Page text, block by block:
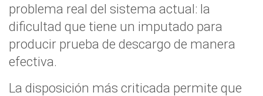
problema real del sistema actual: la
dificultad que tiene un imputado para
producir prueba de descargo de manera
efectiva.
La disposición más criticada permite que